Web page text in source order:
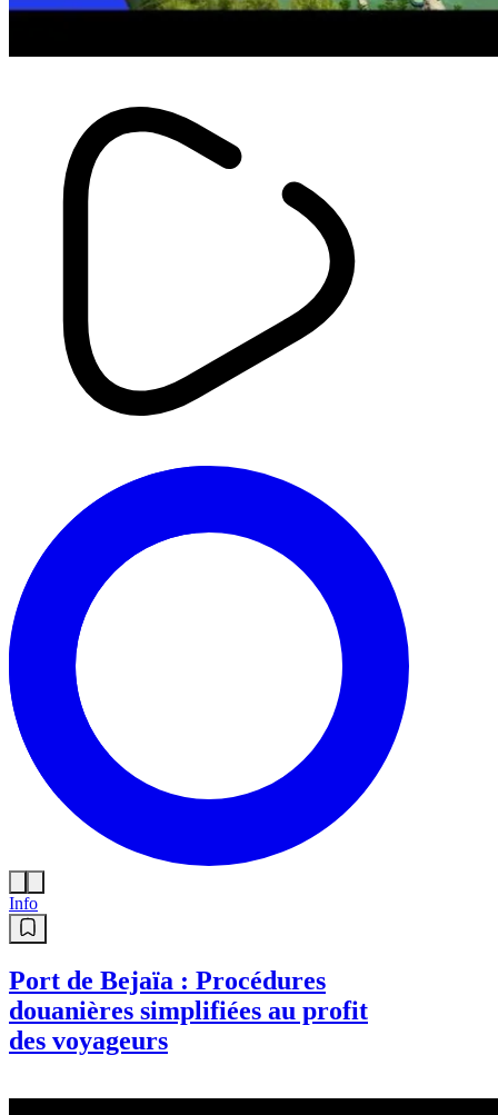
Info
Port de Bejaïa : Procédures
douanières simplifiées au profit
des voyageurs